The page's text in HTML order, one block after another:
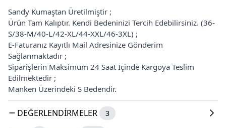
Sandy Kumaştan Üretilmiştir ;
Ürün Tam Kalıptır. Kendi Bedeninizi Tercih Edebilirsiniz. (36-
S/38-M/40-L/42-XL/44-XXL/46-3XL) ;
E-Faturanız Kayıtlı Mail Adresinize Gönderim
Sağlanmaktadır ;
Siparişlerin Maksimum 24 Saat İçinde Kargoya Teslim
Edilmektedir ;
Manken Üzerindeki S Bedendir.
DEĞERLENDIRMELER 3